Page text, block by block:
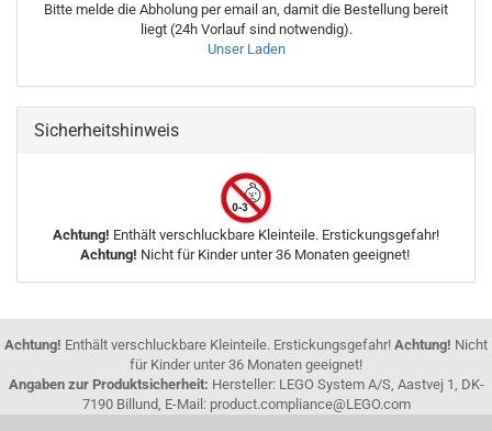
Bitte melde die Abholung per email an, damit die Bestellung bereit
liegt (24h Vorlauf sind notwendig).
Unser Laden
Sicherheitshinweis
Achtung! Enthält verschluckbare Kleinteile. Erstickungsgefahr!
Achtung! Nicht für Kinder unter 36 Monaten geeignet!
Achtung! Enthält verschluckbare Kleinteile. Erstickungsgefahr! Achtung! Nicht
für Kinder unter 36 Monaten geeignet!
Angaben zur Produktsicherheit: Hersteller: LEGO System A/S, Aastvej 1, DK-
7190 Billund, E-Mail: product.compliance@LEGO.com